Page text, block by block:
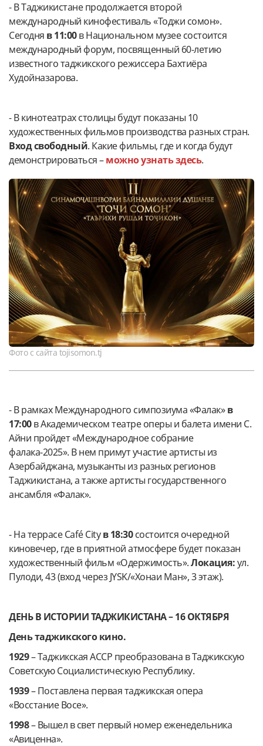
- В Таджикистане продолжается второй
международный кинофестиваль «Тоджи сомон».
Сегодня в 11:00в Национальном музее состоится
международный форум, посвященный 60-летию
известного таджикского режиссера Бахтиёра
Худойназарова.
- В кинотеатрах столицы будут показаны 10
художественных фильмов производства разных стран.
Вход свободный. Какие фильмы, где и когда будут
демонстрироваться –можно узнать здесь.
Фото с сайта tojisomon.tj
- В рамках Международного симпозиума «Фалак»в
17:00в Академическом театре оперы и балета имени С.
Айни пройдет «Международное собрание
фалака-2025». В нем примут участие артисты из
Азербайджана, музыканты из разных регионов
Таджикистана, а также артисты государственного
ансамбля «Фалак».
- На террасе Café Cityв 18:30состоится очередной
киновечер, где в приятной атмосфере будет показан
художественный фильм «Одержимость».Локация:ул.
Пулоди, 43 (вход через JYSK/«Хонаи Ман», 3 этаж).
ДЕНЬ В ИСТОРИИ ТАДЖИКИСТАНА – 16 ОКТЯБРЯ
День таджикского кино.
1929– Таджикская АССР преобразована в Таджикскую
Советскую Социалистическую Республику.
1939– Поставлена первая таджикская опера
«Восстание Восе».
1998– Вышел в свет первый номер еженедельника
«Авиценна».